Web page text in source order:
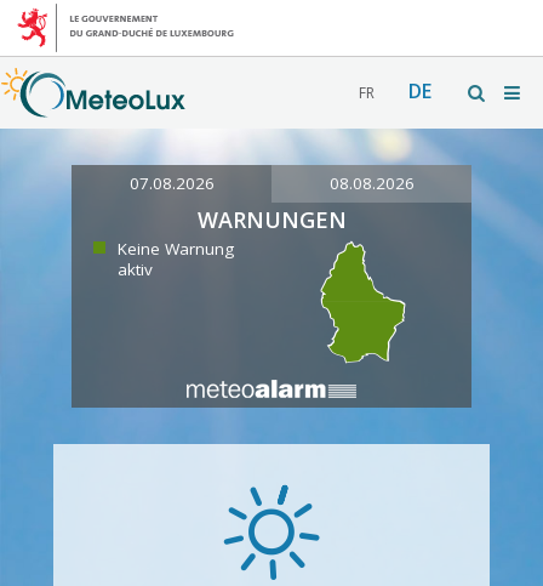
FR DE
07.08.2026 08.08.2026
WARNUNGEN
Keine Warnung
aktiv